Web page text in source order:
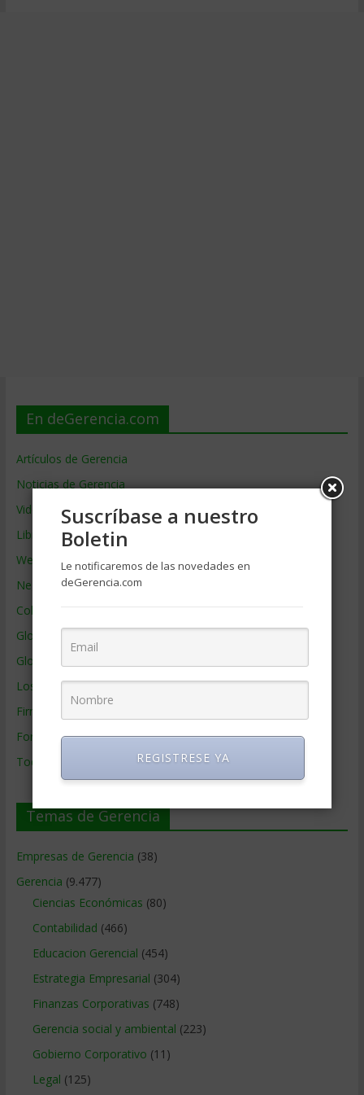
En deGerencia.com
Artículos de Gerencia
Noticias de Gerencia
Videos de Gerencia
Libros de Gerencia
Webs de Gerencia
Negocios por País
Colaboradores de Gerencia
Glosario
Glosario Inglés – Español
Los mejores MBA
Firmas de Gerencia
Formación de Gerencia
Todos los Temas
Temas de Gerencia
Empresas de Gerencia (38)
Gerencia (9.477)
Ciencias Económicas (80)
Contabilidad (466)
Educacion Gerencial (454)
Estrategia Empresarial (304)
Finanzas Corporativas (748)
Gerencia social y ambiental (223)
Gobierno Corporativo (11)
Legal (125)
Suscríbase a nuestro
Boletin
Le notificaremos de las novedades en
deGerencia.com
REGISTRESE YA